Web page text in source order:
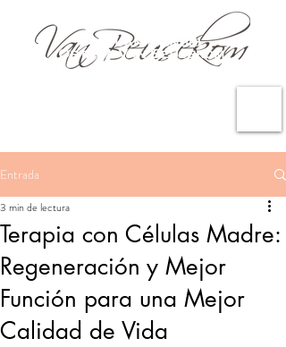
Entrada
Terapia con Células Madre:
Regeneración y Mejor
Función para una Mejor
Calidad de Vida
3 min de lectura